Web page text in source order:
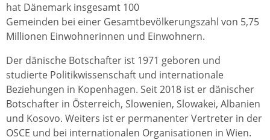
hat Dänemark insgesamt 100
Gemeinden bei einer Gesamtbevölkerungszahl von 5,75
Millionen Einwohnerinnen und Einwohnern.
Der dänische Botschafter ist 1971 geboren und
studierte Politikwissenschaft und internationale
Beziehungen in Kopenhagen. Seit 2018 ist er dänischer
Botschafter in Österreich, Slowenien, Slowakei, Albanien
und Kosovo. Weiters ist er permanenter Vertreter in der
OSCE und bei internationalen Organisationen in Wien.